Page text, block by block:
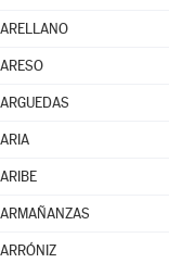
ARELLANO
ARESO
ARGUEDAS
ARIA
ARIBE
ARMAÑANZAS
ARRÓNIZ